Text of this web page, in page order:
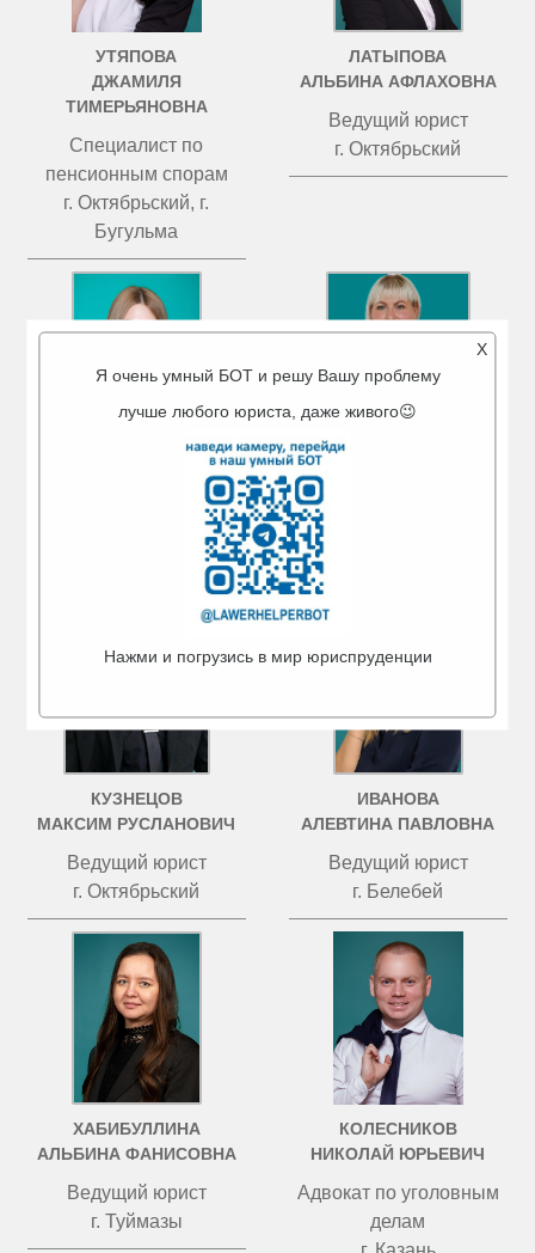
УТЯПОВА
ДЖАМИЛЯ
ТИМЕРЬЯНОВНА
Специалист по
пенсионным спорам
г. Октябрьский, г.
Бугульма
ЛАТЫПОВА
АЛЬБИНА АФЛАХОВНА
Ведущий юрист
г. Октябрьский
АЙГУЛЬ АМИРОВНА
Ведущий юрист
ТАТЬЯНА ВАЛЕРЬЕВНА
КУЗНЕЦОВ
МАКСИМ РУСЛАНОВИЧ
Ведущий юрист
г. Октябрьский
ИВАНОВА
АЛЕВТИНА ПАВЛОВНА
Ведущий юрист
г. Белебей
ХАБИБУЛЛИНА
АЛЬБИНА ФАНИСОВНА
Ведущий юрист
г. Туймазы
КОЛЕСНИКОВ
НИКОЛАЙ ЮРЬЕВИЧ
Адвокат по уголовным
делам
X
Я очень умный БОТ и решу Вашу проблему
лучше любого юриста, даже живого😉
Нажми и погрузись в мир юриспруденции